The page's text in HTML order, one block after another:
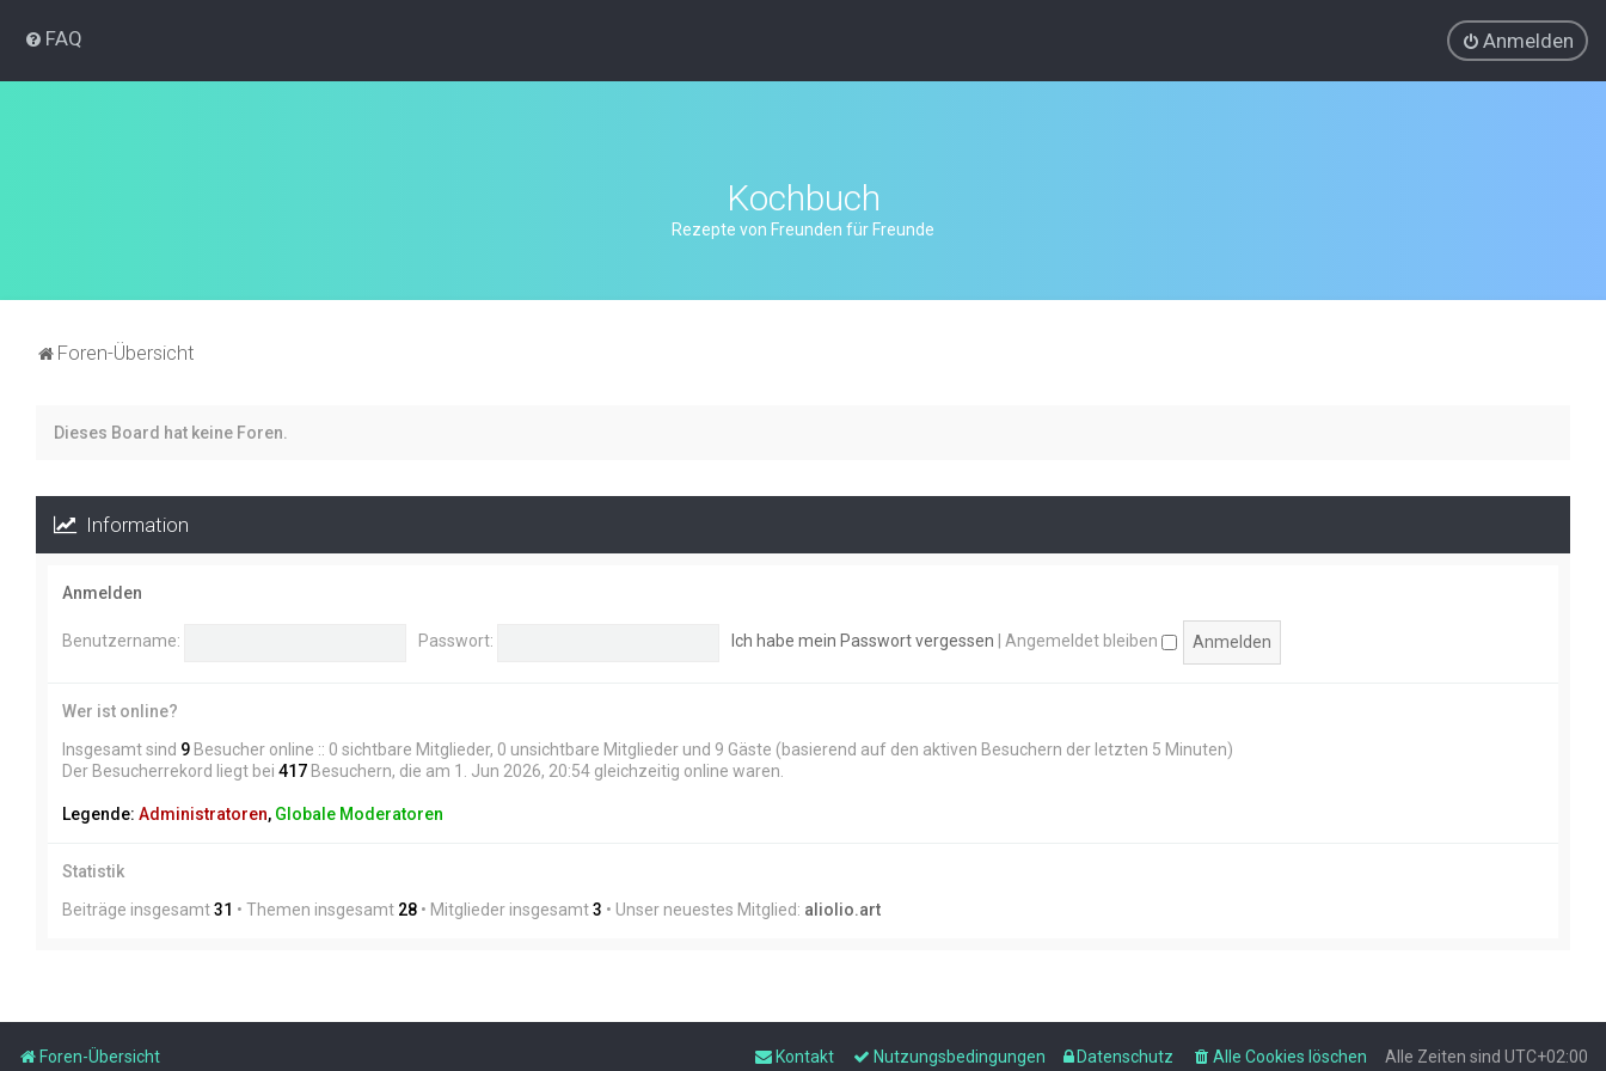
FAQ Anmelden
Kochbuch
Rezepte von Freunden für Freunde
Foren-Übersicht
Dieses Board hat keine Foren.
Information
Anmelden
Benutzername: Passwort: Ich habe mein Passwort vergessen Angemeldet bleiben
Wer ist online?
Insgesamt sind 9 Besucher online :: 0 sichtbare Mitglieder, 0 unsichtbare Mitglieder und 9 Gäste (basierend auf den aktiven Besuchern der letzten 5 Minuten)
Der Besucherrekord liegt bei 417 Besuchern, die am 1. Jun 2026, 20:54 gleichzeitig online waren.
Legende: Administratoren, Globale Moderatoren
Statistik
Beiträge insgesamt31 • Themen insgesamt 28 • Mitglieder insgesamt3 • Unser neuestes Mitglied: aliolio.art
Foren-Übersicht Alle Zeiten sind UTC+02:00
Alle Cookies löschen
Datenschutz
Nutzungsbedingungen
Kontakt